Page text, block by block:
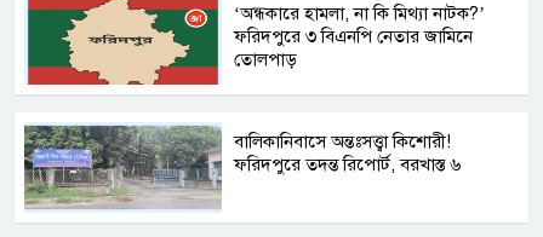
‘অন্ধকারে হামলা, না কি মিথ্যা নাটক?’
ফরিদপুরে ৩ বিএনপি নেতার জামিনে
তোলপাড়
বালিকানিবাসে অন্তঃসত্ত্বা কিশোরী!
ফরিদপুরে তদন্ত রিপোর্ট, বরখাস্ত ৬